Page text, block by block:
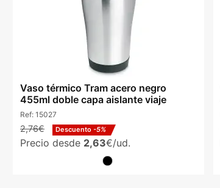
Vaso térmico Tram acero negro
455ml doble capa aislante viaje
Ref: 15027
2,76€ Descuento -5%
Precio desde 2,63€/ud.